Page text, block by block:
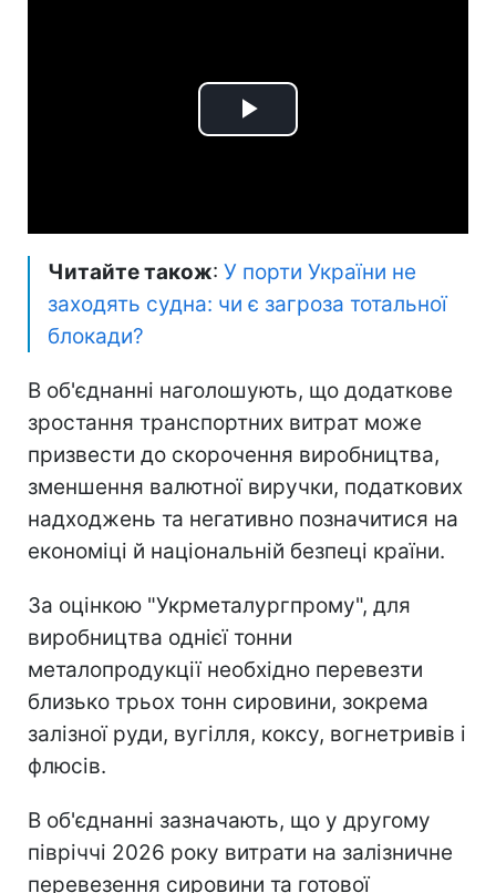
Play
Читайте також: У порти України не
заходять судна: чи є загроза тотальної
блокади?
В об'єднанні наголошують, що додаткове
зростання транспортних витрат може
призвести до скорочення виробництва,
зменшення валютної виручки, податкових
надходжень та негативно позначитися на
економіці й національній безпеці країни.
За оцінкою "Укрметалургпрому", для
виробництва однієї тонни
металопродукції необхідно перевезти
близько трьох тонн сировини, зокрема
залізної руди, вугілля, коксу, вогнетривів і
флюсів.
В об'єднанні зазначають, що у другому
півріччі 2026 року витрати на залізничне
перевезення сировини та готової